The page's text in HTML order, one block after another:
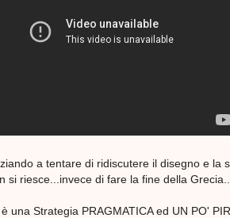
a tentare di ridiscutere il disegno e la
si riesce...invece di fare la fine della
una Strategia PRAGMATICA ed UN PO'